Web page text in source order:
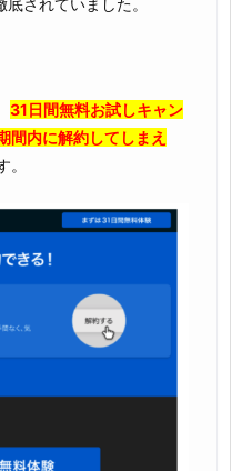
底されていました。
31日間無料お試しキャン
間内に解約してしまえ
。